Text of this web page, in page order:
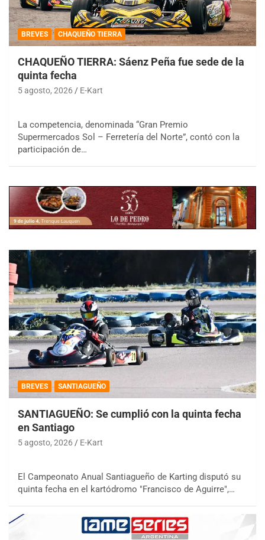
BREVES CHAQUEÑO TIERRA
CHAQUEÑO TIERRA: Sáenz Peña fue sede de la
quinta fecha
5 agosto, 2026 E-Kart
La competencia, denominada “Gran Premio
Supermercados Sol – Ferretería del Norte”, contó con la
participación de…
BREVES SANTIAGUEÑO
SANTIAGUEÑO: Se cumplió con la quinta fecha
en Santiago
5 agosto, 2026 E-Kart
El Campeonato Anual Santiagueño de Karting disputó su
quinta fecha en el kartódromo "Francisco de Aguirre",…